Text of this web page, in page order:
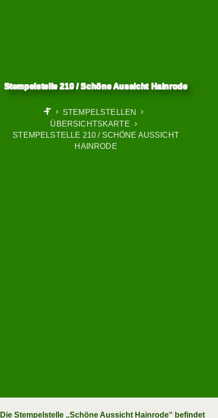
Stempelstelle 210 / Schöne Aussicht Hainrode
START
STEMPELSTELLEN
ÜBERSICHTSKARTE
STEMPELSTELLE 210 / SCHÖNE AUSSICHT
HAINRODE
Die Stempelstelle „Schöne Aussicht Hainrode“ befindet